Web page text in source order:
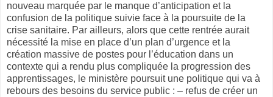
nouveau marquée par le manque d’anticipation et la
confusion de la politique suivie face à la poursuite de la
crise sanitaire. Par ailleurs, alors que cette rentrée aurait
nécessité la mise en place d’un plan d’urgence et la
création massive de postes pour l’éducation dans un
contexte qui a rendu plus compliquée la progression des
apprentissages, le ministère poursuit une politique qui va à
rebours des besoins du service public : – refus de créer un